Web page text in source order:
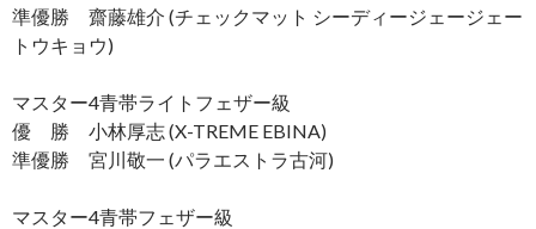
準優勝 齋藤雄介 (チェックマット シーディージェージェー
トウキョウ)
マスター4青帯ライトフェザー級
優 勝 小林厚志 (X-TREME EBINA)
準優勝 宮川敬一 (パラエストラ古河)
マスター4青帯フェザー級